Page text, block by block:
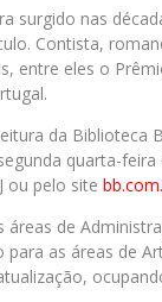
surgido nas
Contista,
entre eles o
da Biblioteca
quarta-
ou pelo site
de
as áreas de